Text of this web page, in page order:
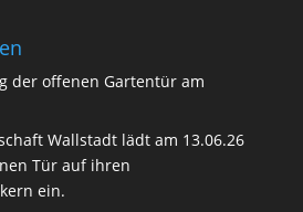
der offenen Gartentür am
Wallstadt lädt am 13.06.26
Tür auf ihren
ein.